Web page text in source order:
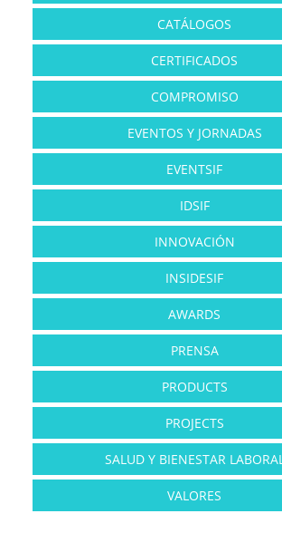
CATÁLOGOS
CERTIFICADOS
COMPROMISO
EVENTOS Y JORNADAS
EVENTSIF
IDSIF
INNOVACIÓN
INSIDESIF
AWARDS
PRENSA
PRODUCTS
PROJECTS
SALUD Y BIENESTAR LABORAL
VALORES